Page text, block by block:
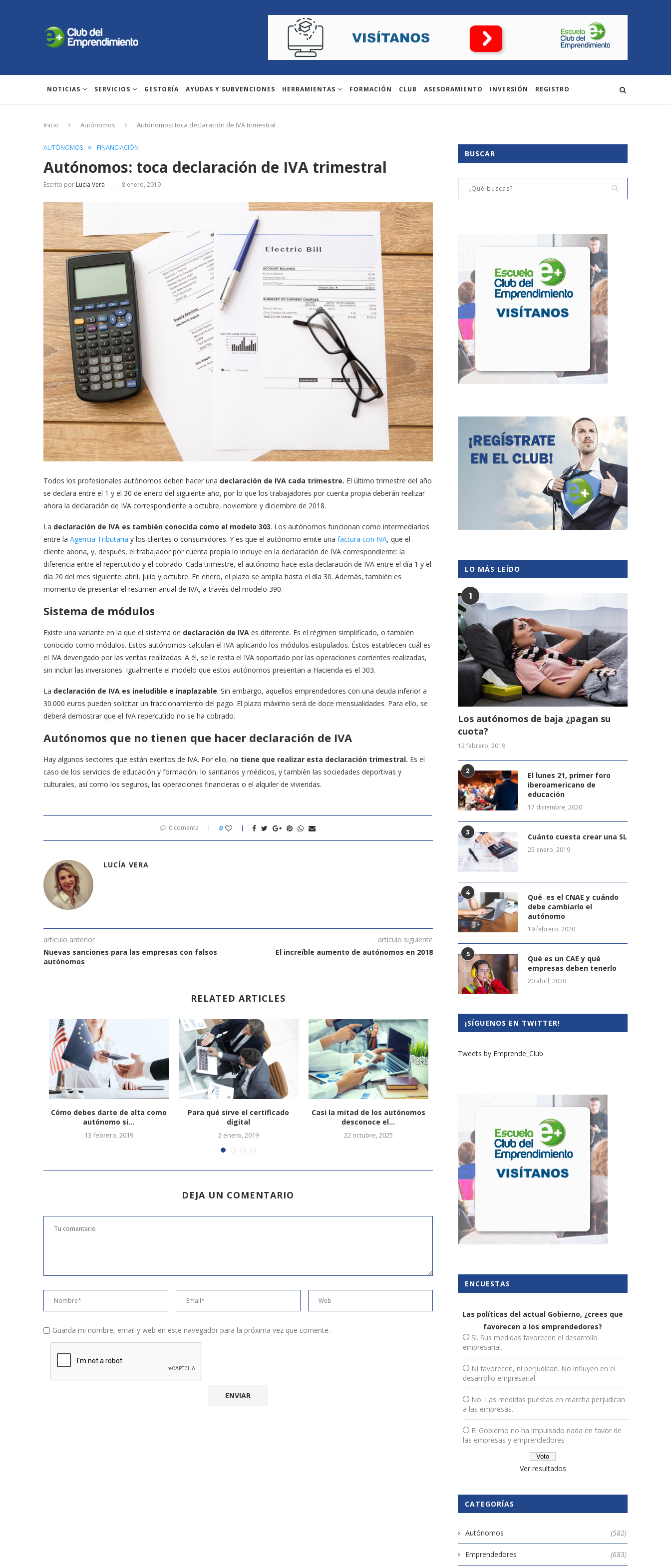
NOTICIAS SERVICIOS GESTORÍA AYUDAS Y SUBVENCIONES HERRAMIENTAS FORMACIÓN CLUB ASESORAMIENTO INVERSIÓN REGISTRO
Inicio Autónomos Autónomos: toca declaración de IVA trimestral
AUTÓNOMOS FINANCIACIÓN
Autónomos: toca declaración de IVA trimestral
Escrito por Lucía Vera 8 enero, 2019
Todos los profesionales autónomos deben hacer una declaración de IVA cada trimestre. El último trimestre del año
se declara entre el 1 y el 30 de enero del siguiente año, por lo que los trabajadores por cuenta propia deberán realizar
ahora la declaración de IVA correspondiente a octubre, noviembre y diciembre de 2018.
La declaración de IVA es también conocida como el modelo 303. Los autónomos funcionan como intermediarios
entre la Agencia Tributaria y los clientes o consumidores. Y es que el autónomo emite una factura con IVA, que el
cliente abona, y, después, el trabajador por cuenta propia lo incluye en la declaración de IVA correspondiente: la
diferencia entre el repercutido y el cobrado. Cada trimestre, el autónomo hace esta declaración de IVA entre el día 1 y el
día 20 del mes siguiente: abril, julio y octubre. En enero, el plazo se amplía hasta el día 30. Además, también es
momento de presentar el resumen anual de IVA, a través del modelo 390.
Sistema de módulos
Existe una variante en la que el sistema de declaración de IVA es diferente. Es el régimen simplificado, o también
conocido como módulos. Estos autónomos calculan el IVA aplicando los módulos estipulados. Éstos establecen cuál es
el IVA devengado por las ventas realizadas. A él, se le resta el IVA soportado por las operaciones corrientes realizadas,
sin incluir las inversiones. Igualmente el modelo que estos autónomos presentan a Hacienda es el 303.
La declaración de IVA es ineludible e inaplazable. Sin embargo, aquellos emprendedores con una deuda inferior a
30.000 euros pueden solicitar un fraccionamiento del pago. El plazo máximo será de doce mensualidades. Para ello, se
deberá demostrar que el IVA repercutido no se ha cobrado.
Autónomos que no tienen que hacer declaración de IVA
Hay algunos sectores que están exentos de IVA. Por ello, no tiene que realizar esta declaración trimestral. Es el
caso de los servicios de educación y formación, lo sanitarios y médicos, y también las sociedades deportivas y
culturales, así como los seguros, las operaciones financieras o el alquiler de viviendas.
0 comenta 0
LUCÍA VERA
artículo anterior
Nuevas sanciones para las empresas con falsos
autónomos
artículo siguiente
El increíble aumento de autónomos en 2018
RELATED ARTICLES
Cómo debes darte de alta como
autónomo si...
13 febrero, 2019
Para qué sirve el certificado
digital
2 enero, 2019
Casi la mitad de los autónomos
desconoce el...
22 octubre, 2025
Nace #innovacionfrentealvirus
para ayudar a las pymes
13 abril, 2020
Cómo puede el
conseguir su recibo
21 noviembre, 2019
DEJA UN COMENTARIO
Guarda mi nombre, email y web en este navegador para la próxima vez que comente.
BUSCAR
LO MÁS LEÍDO
1
Los autónomos de baja ¿pagan su
cuota?
12 febrero, 2019
2
El lunes 21, primer foro
iberoamericano de
educación
17 diciembre, 2020
3 Cuánto cuesta crear una SL
25 enero, 2019
4
Qué es el CNAE y cuándo
debe cambiarlo el
autónomo
19 febrero, 2020
5
Qué es un CAE y qué
empresas deben tenerlo
20 abril, 2020
¡SÍGUENOS EN TWITTER!
Tweets by Emprende_Club
ENCUESTAS
Las políticas del actual Gobierno, ¿crees que
favorecen a los emprendedores?
Sí. Sus medidas favorecen el desarrollo
empresarial.
Ni favorecen, ni perjudican. No influyen en el
desarrollo empresarial.
No. Las medidas puestas en marcha perjudican
a las empresas.
El Gobierno no ha impulsado nada en favor de
las empresas y emprendedores
Ver resultados
CATEGORÍAS
Autónomos (582)
Emprendedores (683)